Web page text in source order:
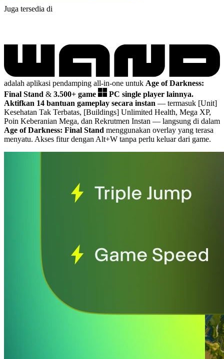
Juga tersedia di
adalah aplikasi pendamping all-in-one untuk Age of Darkness:
Final Stand & 3.500+ game
PC single player lainnya.
Aktifkan 14 bantuan gameplay secara instan — termasuk [Unit]
Kesehatan Tak Terbatas, [Buildings] Unlimited Health, Mega XP,
Poin Keberanian Mega, dan Rekrutmen Instan — langsung di dalam
Age of Darkness: Final Stand menggunakan overlay yang terasa
menyatu. Akses fitur dengan Alt+W tanpa perlu keluar dari game.